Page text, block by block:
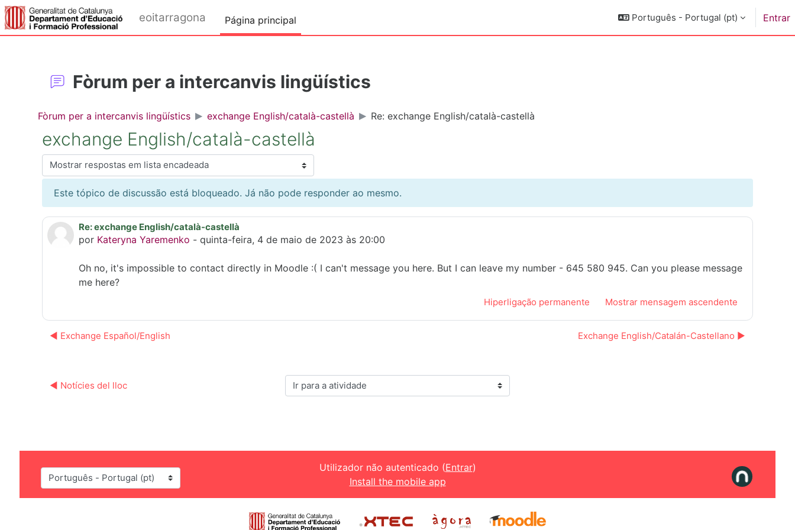
Ir para o conteúdo principal
eoitarragona Página principal Português - Portugal ‎(pt)‎ Entrar
Fòrum per a intercanvis lingüístics
Fòrum per a intercanvis lingüístics exchange English/català-castellà Re: exchange English/català-castellà
exchange English/català-castellà
Modo de visualização
Este tópico de discussão está bloqueado. Já não pode responder ao mesmo.
Re: exchange English/català-castellà
por Kateryna Yaremenko - quinta-feira, 4 de maio de 2023 às 20:00
Número de respostas: 0
Oh no, it's impossible to contact directly in Moodle :( I can't message you here. But I can leave my number - 645 580 945. Can you please message
me here?
Hiperligação permanente Mostrar mensagem ascendente
◀︎ Exchange Español/English Exchange English/Catalán-Castellano ▶︎
◀︎ Notícies del lloc
Ir para a atividade
Idioma
Utilizador não autenticado (Entrar)
Install the mobile app